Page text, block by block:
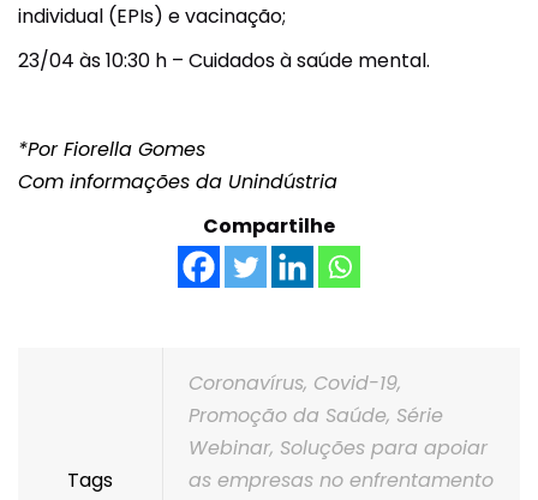
individual (EPIs) e vacinação;
23/04 às 10:30 h – Cuidados à saúde mental.
*Por Fiorella Gomes
Com informações da Unindústria
Compartilhe
Tags
Coronavírus, Covid-19,
Promoção da Saúde, Série
Webinar, Soluções para apoiar
as empresas no enfrentamento